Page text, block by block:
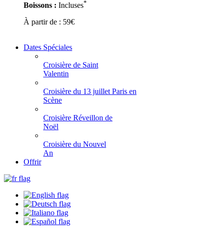
Boissons : Incluses*
À partir de : 59€
Dates Spéciales
Croisière de Saint
Valentin
Croisière du 13 juillet Paris en
Scène
Croisière Réveillon de
Noël
Croisière du Nouvel
An
Offrir